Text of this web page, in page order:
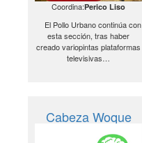
Coordina:Perico Liso
El Pollo Urbano continúa con
esta sección, tras haber
creado variopintas plataformas
televisivas…
Cabeza Woque